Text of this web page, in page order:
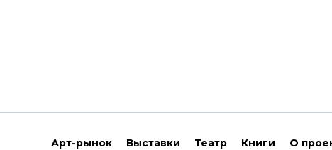
Арт-рынок Выставки Театр Книги О